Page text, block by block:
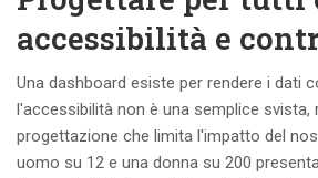
accessibilità e
Una dashboard esiste per rendere i dati
l'accessibilità non è una semplice svista,
progettazione che limita l'impatto del
uomo su 12 e una donna su 200